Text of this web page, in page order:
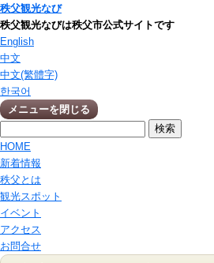
秩父観光なび
秩父観光なびは秩父市公式サイトです
English
中文
中文(繁體字)
한국어
メニューを閉じる
HOME
新着情報
秩父とは
観光スポット
イベント
アクセス
お問合せ